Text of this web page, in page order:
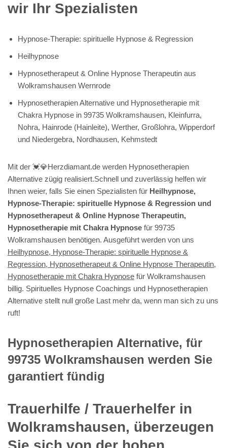
wir Ihr Spezialisten
Hypnose-Therapie: spirituelle Hypnose & Regression
Heilhypnose
Hypnosetherapeut & Online Hypnose Therapeutin aus
Wolkramshausen Wernrode
Hypnosetherapien Alternative und Hypnosetherapie mit
Chakra Hypnose in 99735 Wolkramshausen, Kleinfurra,
Nohra, Hainrode (Hainleite), Werther, Großlohra, Wipperdorf
und Niedergebra, Nordhausen, Kehmstedt
Mit der 💓️💎Herzdiamant.de werden Hypnosetherapien
Alternative zügig realisiert.Schnell und zuverlässig helfen wir
Ihnen weier, falls Sie einen Spezialisten für Heilhypnose,
Hypnose-Therapie: spirituelle Hypnose & Regression und
Hypnosetherapeut & Online Hypnose Therapeutin,
Hypnosetherapie mit Chakra Hypnose für 99735
Wolkramshausen benötigen. Ausgeführt werden von uns
Heilhypnose, Hypnose-Therapie: spirituelle Hypnose &
Regression, Hypnosetherapeut & Online Hypnose Therapeutin,
Hypnosetherapie mit Chakra Hypnose für Wolkramshausen
billig. Spirituelles Hypnose Coachings und Hypnosetherapien
Alternative stellt null große Last mehr da, wenn man sich zu uns
ruft!
Hypnosetherapien Alternative, für
99735 Wolkramshausen werden Sie
garantiert fündig
Trauerhilfe / Trauerhelfer in
Wolkramshausen, überzeugen